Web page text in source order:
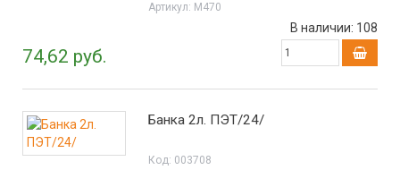
Артикул: М470
74,62 руб.
В наличии: 108
Банка 2л. ПЭТ/24/
Код: 003708